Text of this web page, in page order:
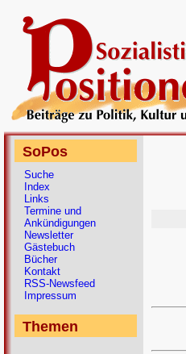
SoPos
Suche
Index
Links
Termine und
Ankündigungen
Newsletter
Gästebuch
Bücher
Kontakt
RSS-Newsfeed
Impressum
Themen